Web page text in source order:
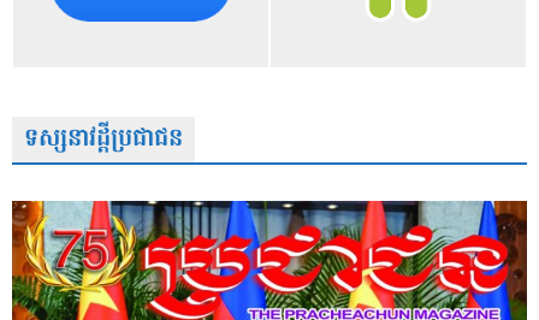
ទស្សនាវដ្តីប្រជាជន